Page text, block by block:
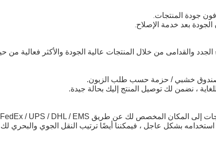
جودة المنتجات.
بعد خدمة الإصلاح.
استخدامه بشكل عاجل ، فيمكننا أيضًا ترتيب النقل الجوي